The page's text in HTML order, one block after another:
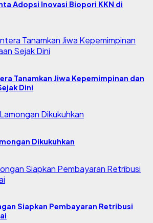
Adopsi Inovasi Biopori KKN di
Tanamkan Jiwa Kepemimpinan dan
Dini
Dikukuhkan
Siapkan Pembayaran Retribusi